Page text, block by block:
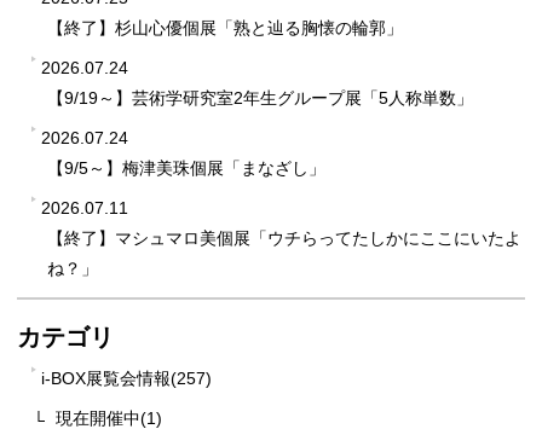
【終了】杉山心優個展「熟と辿る胸懐の輪郭」
2026.07.24
【9/19～】芸術学研究室2年生グループ展「5人称単数」
2026.07.24
【9/5～】梅津美珠個展「まなざし」
2026.07.11
【終了】マシュマロ美個展「ウチらってたしかにここにいたよ
ね？」
カテゴリ
i-BOX展覧会情報(257)
現在開催中(1)